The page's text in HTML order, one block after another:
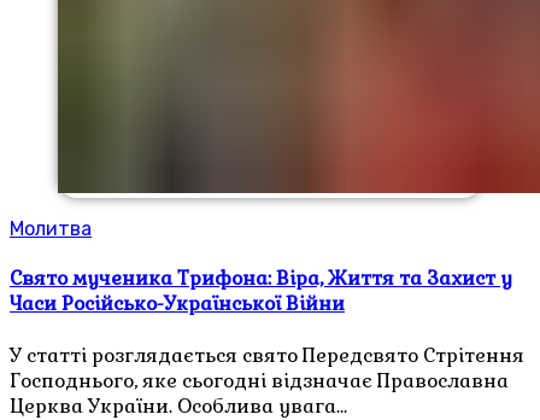
Молитва
Свято мученика Трифона: Віра, Життя та Захист у
Часи Російсько-Української Війни
У статті розглядається свято Передсвято Стрітення
Господнього, яке сьогодні відзначає Православна
Церква України. Особлива увага…